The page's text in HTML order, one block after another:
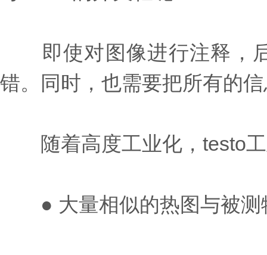
即使对图像进行注释，后
错。同时，也需要把所有的
随着高度工业化，testo工
● 大量相似的热图与被测